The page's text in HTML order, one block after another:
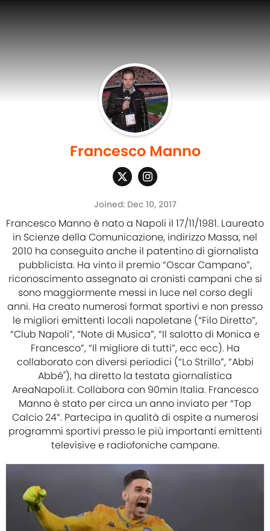
Francesco Manno
Joined: Dec 10, 2017
Francesco Manno è nato a Napoli il 17/11/1981. Laureato
in Scienze della Comunicazione, indirizzo Massa, nel
2010 ha conseguito anche il patentino di giornalista
pubblicista. Ha vinto il premio “Oscar Campano”,
riconoscimento assegnato ai cronisti campani che si
sono maggiormente messi in luce nel corso degli
anni. Ha creato numerosi format sportivi e non presso
le migliori emittenti locali napoletane (“Filo Diretto”,
“Club Napoli”, “Note di Musica”, “Il salotto di Monica e
Francesco”, “Il migliore di tutti”, ecc ecc). Ha
collaborato con diversi periodici (“Lo Strillo”, “Abbi
Abbé"), ha diretto la testata giornalistica
AreaNapoli.it. Collabora con 90min Italia. Francesco
Manno è stato per circa un anno inviato per “Top
Calcio 24”. Partecipa in qualità di ospite a numerosi
programmi sportivi presso le più importanti emittenti
televisive e radiofoniche campane.